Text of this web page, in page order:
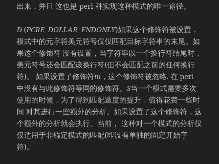
出来，并且 这也是 perl 种实现这种模式的唯一途径。
D (PCRE_DOLLAR_ENDONLY)如果这个修饰符被设置，
模式中的元字符美元符号仅仅匹配目标字符串的末尾。如
果这个修饰符 没有设置，当字符串以一个换行符结尾时，
美元符号还会匹配该换行符(但不会匹配之前的任何换行
符)。 如果设置了修饰符m ，这个修饰符被忽略. 在 perl
中没有与此修饰符等同的修饰符。S当一个模式需要多次
使用的时候，为了得到匹配速度的提升，值得花费一些时
间 对其进行一些额外的分析。如果设置了这个修饰符，这
个额外的分析就会执行。当前， 这种对一个模式的分析仅
仅适用于非锚定模式的匹配(即没有单独的固定开始字
符)。